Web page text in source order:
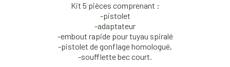
Kit 5 pièces comprenant :
-pistolet
-adaptateur
-embout rapide pour tuyau spiralé
-pistolet de gonflage homologué,
-soufflette bec court.